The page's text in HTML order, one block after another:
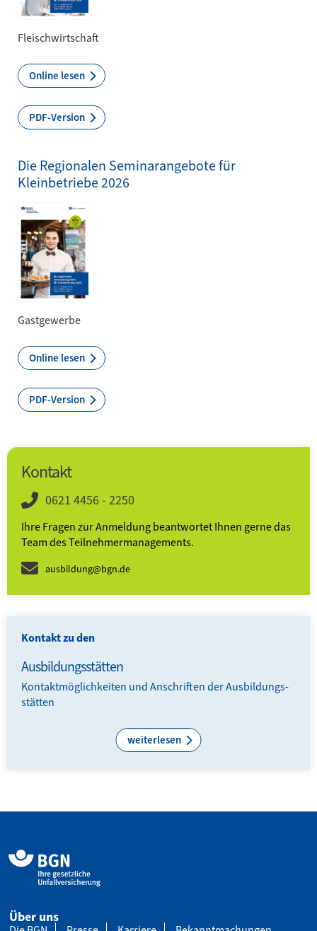
Fleischwirtschaft
Online lesen
PDF-Version
Die Regionalen Seminarangebote für
Kleinbetriebe 2026
Gastgewerbe
Online lesen
PDF-Version
Kontakt
0621 4456 - 2250
Ihre Fragen zur Anmeldung beantwortet Ihnen gerne das
Team des Teilnehmer­­manage­ments.
ausbildung@bgn.de
Kontakt zu den
Ausbildungsstätten
Kontaktmöglichkeiten und Anschriften der Aus­bildungs­
stätten
weiterlesen
Über uns